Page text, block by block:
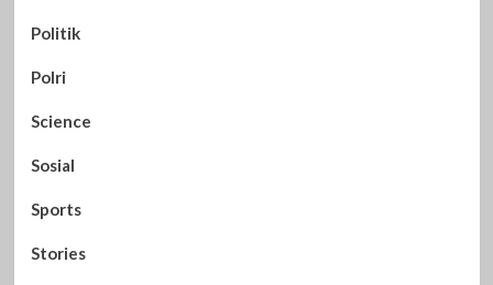
Politik
Polri
Science
Sosial
Sports
Stories